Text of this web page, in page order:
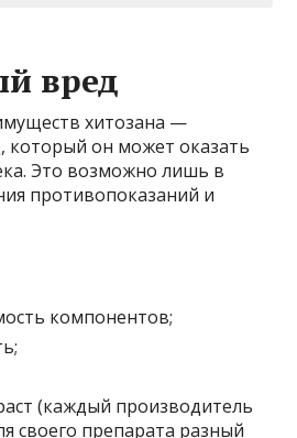
вред
хитозана —
он может оказать
Это возможно лишь в
противопоказаний и
компонентов;
(каждый производитель
своего препарата разный